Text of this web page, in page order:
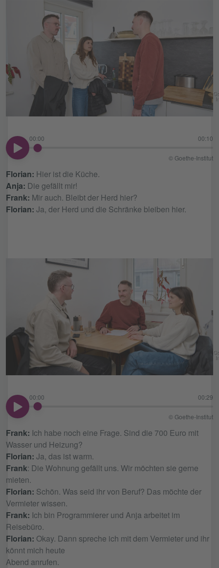
00:00 00:10
00:00
© Goethe-Institut
Florian: Hier ist die Küche.
Anja: Die gefällt mir!
Frank: Mir auch. Bleibt der Herd hier?
Florian: Ja, der Herd und die Schränke bleiben hier.
00:00 00:29
00:00
© Goethe-Institut
Frank: Ich habe noch eine Frage. Sind die 700 Euro mit
Wasser und Heizung?
Florian: Ja, das ist warm.
Frank: Die Wohnung gefällt uns. Wir möchten sie gerne
mieten.
Florian: Schön. Was seid ihr von Beruf? Das möchte der
Vermieter wissen.
Frank: Ich bin Programmierer und Anja arbeitet im
Reisebüro.
Florian: Okay. Dann spreche ich mit dem Vermieter und ihr
könnt mich heute
Abend anrufen.